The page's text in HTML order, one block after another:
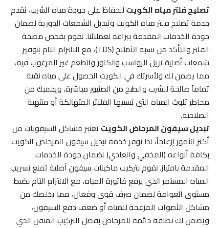
تصليح فلتر مياه الكويتللحفاظ على جودة مياه الشرب، نقدم
خدمة تصليح فلتر مياه الكويت وتبديل الشمعات الدورية لضمان
جودة الخدمات المقدمة ببراعة لعملائنا. نقوم بفحص مضخة
الفلتر والتأكد من نسبة الأملاح (TDS)، مع الالتزام التام بتوفير
شمعات أصلية تزيل الرواسب والكلور والطعم غير المرغوب فيه،
مما يضمن لك ولأسرتك في الكويت الحصول على مياه نقية
تماماً صالحة للشرب والطبخ من الصنبور مباشرة، ويحميك من
مخاطر تلوث المياه التي تسببها الفلاتر المتهالكة أو منتهية
الصلاحية.
تبديل سيفون المرحاض الكويتتعتبر مشاكل السيفونات من
أكثر الأمور إزعاجاً، لذا نوفر خدمة تبديل سيفون المرحاض الكويت
بكافة أنواعه (المخفي والعادي) لضمان جودة الخدمات
المقدمة بامتياز. نقوم بتركيب ماكينات سيفون أصلية تمنع تسريب
المياه المستمر الذي يرفع فاتورة المياه، مع الالتزام التام بضبط
مستوى العوامة لضمان صرف قوي وفعال، مما يخلصك من
مشاكل الأصوات المزعجة للمياه أو ضعف دفع السيفون،
ويضمن لك نظافة دائمة للمرحاض بفضل التركيب المتقن الذي